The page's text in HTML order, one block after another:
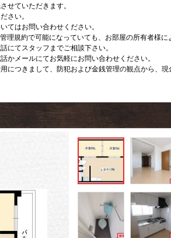
せていただきます。
さい。
てはお問い合わせください。
規約で可能になっていても、お部屋の所有者様に
にてスタッフまでご相談下さい。
メールにてお気軽にお問い合わせください。
につきまして、防犯および金銭管理の観点から、現